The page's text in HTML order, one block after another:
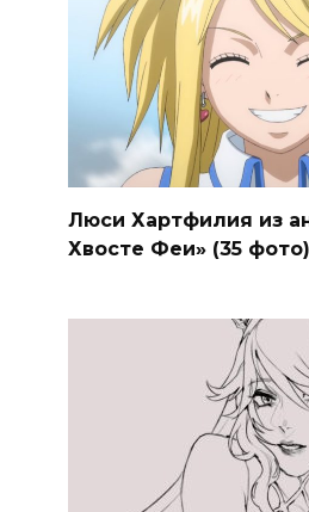
Люси Хартфилия из
Хвосте Феи» (35 фото)